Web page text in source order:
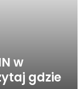
w
gdzie